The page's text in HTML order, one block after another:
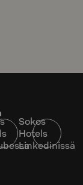
Sokos
Hotels
Linkedinissä